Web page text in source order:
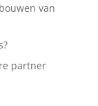
van
partner